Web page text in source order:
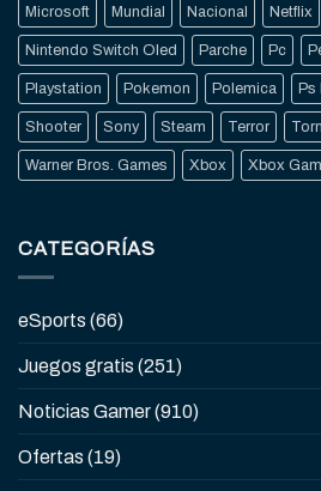
Microsoft Mundial Nacional Netflix
Nintendo Switch Oled Parche Pc
Playstation Pokemon Polemica Ps
Shooter Sony Steam Terror
Warner Bros. Games Xbox Xbox
CATEGORÍAS
eSports (66)
Juegos gratis (251)
Noticias Gamer(910)
Ofertas (19)